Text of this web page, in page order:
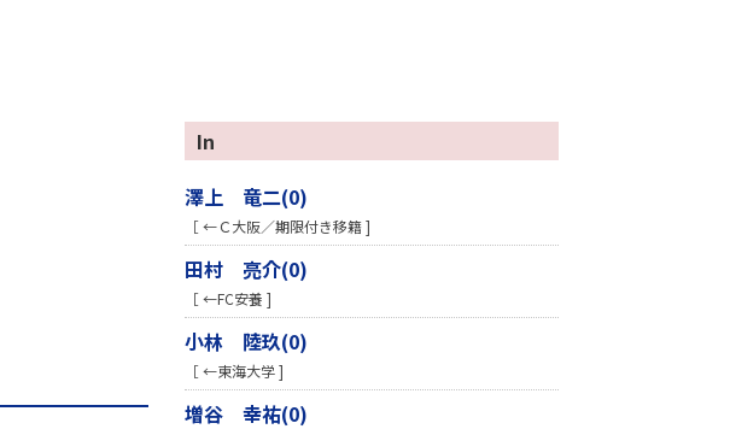
In
澤上 竜二(0)
［ ←Ｃ大阪／期限付き移籍 ]
田村 亮介(0)
［ ←FC安養 ]
小林 陸玖(0)
［ ←東海大学 ]
増谷 幸祐(0)